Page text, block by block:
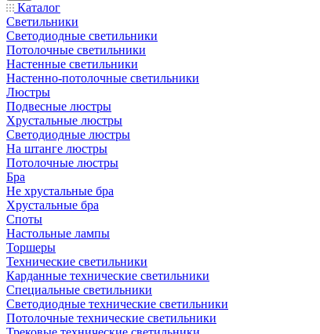
Каталог
Светильники
Светодиодные светильники
Потолочные светильники
Настенные светильники
Настенно-потолочные светильники
Люстры
Подвесные люстры
Хрустальные люстры
Светодиодные люстры
На штанге люстры
Потолочные люстры
Бра
Не хрустальные бра
Хрустальные бра
Споты
Настольные лампы
Торшеры
Технические светильники
Карданные технические светильники
Специальные светильники
Светодиодные технические светильники
Потолочные технические светильники